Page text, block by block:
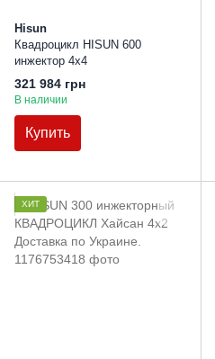
Hisun
Квадроцикл HISUN 600
инжектор 4х4
321 984 грн
В наличии
Купить
ХИТ